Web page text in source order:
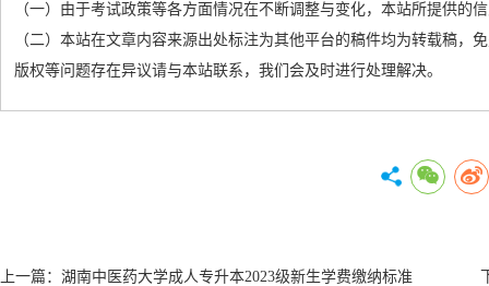
（一）由于考试政策等各方面情况在不断调整与变化，本站所提供的
（二）本站在文章内容来源出处标注为其他平台的稿件均为转载稿
版权等问题存在异议请与本站联系，我们会及时进行处理解决。
上一篇： 湖南中医药大学成人专升本2023级新生学费缴纳标准